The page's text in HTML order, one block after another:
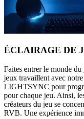
ÉCLAIRAGE DE
Faites entrer le monde
jeux travaillent avec
LIGHTSYNC pour
pour chaque jeu. Ainsi,
créateurs du jeu se
RVB. Une expérience